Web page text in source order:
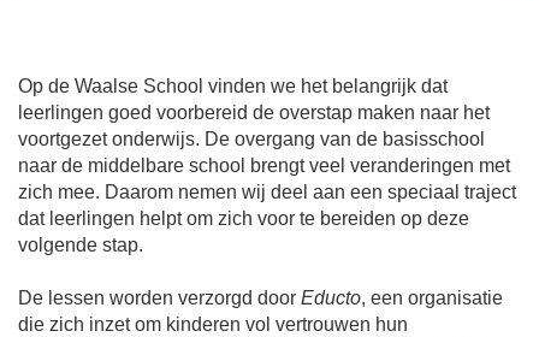
Op de Waalse School vinden we het belangrijk dat
leerlingen goed voorbereid de overstap maken naar het
voortgezet onderwijs. De overgang van de basisschool
naar de middelbare school brengt veel veranderingen met
zich mee. Daarom nemen wij deel aan een speciaal traject
dat leerlingen helpt om zich voor te bereiden op deze
volgende stap.
De lessen worden verzorgd door Educto, een organisatie
die zich inzet om kinderen vol vertrouwen hun